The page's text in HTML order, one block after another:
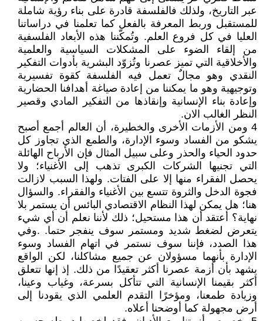
عبر التاريخ، ولذلك فالفلسفة قادرة على بناء رؤية شاملة
للمستقبل وربط المعرفة بالفعل كما تعلمنا في دراساتنا
العليا في كل فروع العلم. وتُمكّننا هذه الأبعاد الفلسفية
من إلقاء الضوء على المشكلات السياسية والعلمية
والأخلاقية التي تميز عصرنا وتُزوّد البشرية بأدوات التفكير
النقدي وهو مجالٌ تعمل فيه الفلسفة كقوة تفسيرية
وتوجيهية وهو ما يمكننا من إعادة صياغة أهدافنا الحضارية
وإعادة بناء الإنسانية وإنقاذها من التفكير المادي وقصير
النظر الغالب الان.
4 ومن الأزمات الأخرى والخطيرة، أن العالم أجمع أصبح
يشكو من الفساد وسوء الإدارة، والطمع الذي تجاوز كل
حدود الحياء والحذر وعلى سبيل المثال فإن الأرباح الهائلة
التي تجنيها الشركات الكبرى تذهب إلى الأغنياء؛ ولا
يحصل الفقراء منها إلا على الفتات. ولهذا السبب لازالت
فجوة الدخل والثروة تتسع بين الأغنياء والفقراء. والسؤال
هنا؛ هل يمكن لهذا النظام الاقتصادي البائس أن يستمر بلا
نهاية؟ أعتقد أن هذا مستحيل؛ ذلك لأننا نعلم أن أي شيء
يتعرض لضغط شديد ومستمر سوف ينفجر حتما. .وفي
هذا الصدد، فإننا سوف نستمر في اتهام الفساد وسوء
الإدارة بأنهما مسؤولان عن جميع مشاكلنا، لكن الواقع
يشهد بأن أزمة عصرنا أكثر تعقيدًا من ذلك. إذ إنها تتعلق
أكثر بقيمنا الإنسانية التي تتأكل بسرعة، وغياب وعينا،
وزيادة طمعنا، ومؤخرًا التقدم العلمي الذي يقودنا إلى
أرض مجهولة كما أوضحنا أعلاه.